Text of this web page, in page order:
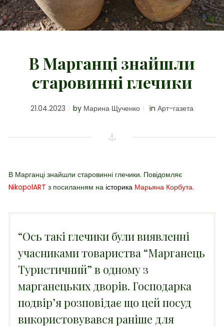
В Марганці знайшли
старовинні глечики
21.04.2023 by Марина Щученко in Арт-газета
В Марганці знайшли старовинні глечики. Повідомляє
NikopolART з посиланням на історика Марьяна Корбута.
“Ось такі глечики були виявленні
учасниками товариства “Марганець
Туристичний” в одному з
марганецьких дворів. Господарка
подвір’я розповідає що цей посуд
використовувався раніше для